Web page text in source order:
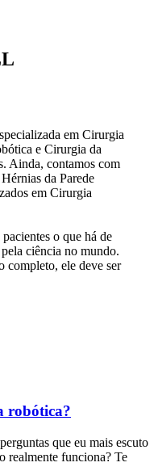
em Cirurgia
e Cirurgia da
Ainda, contamos com
da Parede
em Cirurgia
o que há de
ciência no mundo.
completo, ele deve ser
robótica?
que eu mais escuto
realmente funciona? Te